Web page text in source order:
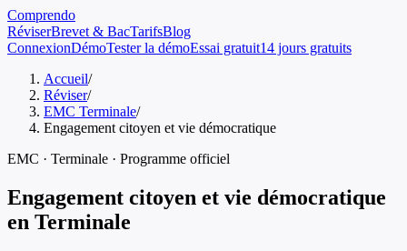
Comprendo
RéviserBrevet & BacTarifsBlog
ConnexionDémoTester la démoEssai gratuit14 jours gratuits
Accueil/
Réviser/
EMC Terminale/
Engagement citoyen et vie démocratique
EMC · Terminale · Programme officiel
Engagement citoyen et vie démocratique
en Terminale